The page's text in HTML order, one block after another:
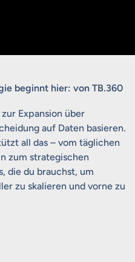
beginnt hier: von TB.360
Expansion über
auf Daten basieren.
all das – vom täglichen
zum strategischen
die du brauchst, um
zu skalieren und vorne zu